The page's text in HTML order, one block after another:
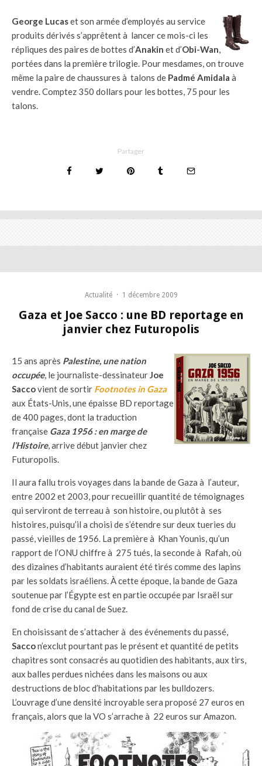
George Lucaset son armée d’employés au service
produits dérivés s’apprêtent à lancer ce mois-ci les
répliques des paires de bottes d’Anakin et d’Obi-Wan,
portées dans la première trilogie. Pour mesdames, on trouve
même la paire de chaussures à talons de Padmé Amidala à
vendre. Comptez 350 dollars pour les bottes, 75 pour les
talons.
Partager
Actualité · 1 décembre 2009
Gaza et Joe Sacco : une BD reportage en
janvier chez Futuropolis
15 ans après Palestine, une nation
occupée, le journaliste-dessinateurJoe
Saccovient de sortir Footnotes in Gaza
aux États-Unis, une épaisse BD reportage
de 400 pages, dont la traduction
française Gaza 1956 : en marge de
l’Histoire, arrive début janvier chez
Futuropolis.
Il aura fallu trois voyages dans la bande de Gaza à l’auteur,
entre 2002 et 2003, pour recueillir quantité de témoignages
qui serviront de terreau à son histoire, ou plutôt à ses
histoires, puisqu’il a choisi de s’étendre sur deux tueries du
passé, vieilles de 1956. La première à Khan Younis, qu’un
rapport de l’ONU chiffre à 275 tués, la seconde à Rafah, où
des dizaines d’habitants auraient été tirés comme des lapins
par les soldats israéliens. À cette époque, la bande de Gaza
soutenue par l’Égypte est en partie occupée par Israël sur
fond de crise du canal de Suez.
En choisissant de s’attacher à des événements du passé,
Saccon’exclut pourtant pas le présent et quantité de petits
chapitres sont consacrés au quotidien des habitants, aux tirs,
aux balles perdues nichées dans les maisons ou aux
destructions de bloc d’habitations par les bulldozers.
L’ouvrage d’une densité incroyable sera proposé 27 euros en
français, alors que la VO s’arrache à 22 euros sur Amazon.